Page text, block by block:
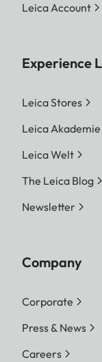
Leica Account
Experience
Leica Stores
Leica Akademie
Leica Welt
The Leica Blog
Newsletter
Company
Corporate
Press & News
Careers